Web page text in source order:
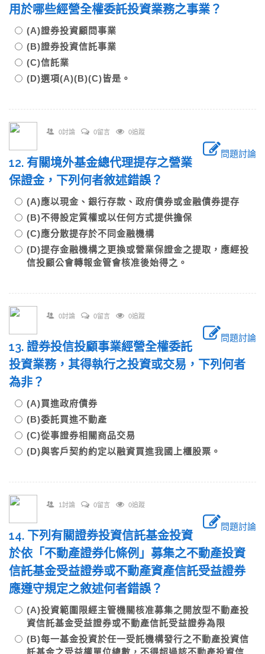
用於哪些經營全權委託投資業務之事業？
(A)證券投資顧問事業
(B)證券投資信託事業
(C)信託業
(D)選項(A)(B)(C)皆是。
0討論 0留言 0追蹤
問題討論
12. 有關境外基金總代理提存之營業
保證金，下列何者敘述錯誤？
(A)應以現金、銀行存款、政府債券或金融債券提存
(B)不得設定質權或以任何方式提供擔保
(C)應分散提存於不同金融機構
(D)提存金融機構之更換或營業保證金之提取，應經投
信投顧公會轉報金管會核准後始得之。
0討論 0留言 0追蹤
問題討論
13. 證券投信投顧事業經營全權委託
投資業務，其得執行之投資或交易，下列何者
為非？
(A)買進政府債券
(B)委託買進不動產
(C)從事證券相關商品交易
(D)與客戶契約約定以融資買進我國上櫃股票。
1討論 0留言 0追蹤
問題討論
14. 下列有關證券投資信託基金投資
於依「不動產證券化條例」募集之不動產投資
信託基金受益證券或不動產資產信託受益證券
應遵守規定之敘述何者錯誤？
(A)投資範圍限經主管機關核准募集之開放型不動產投
資信託基金受益證券或不動產信託受益證券為限
(B)每一基金投資於任一受託機構發行之不動產投資信
託基金之受益權單位總數，不得超過該不動產投資信